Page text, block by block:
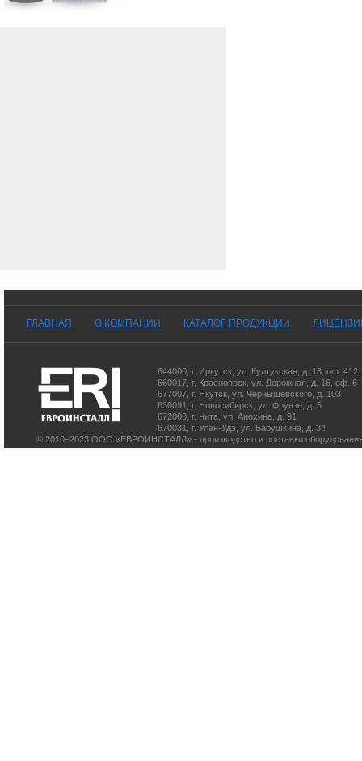
ГЛАВНАЯ О КОМПАНИИ КАТАЛОГ ПРОДУКЦИИ
644000 г. Иркутск ул. Култукская, д. 13 , оф. 412
660017 г. Красноярск ул. Дорожная, д. 16, оф. 6
677007 г. Якутск ул. Чернышевского, д. 103
630091
г. Новосибирск ул. Фрунзе, д. 5
672000 г. Чита ул. Анохина, д. 91
670031
г. Улан-Удэ ул. Бабушкина, д. 34
© 2010–2023 ООО «ЕВРОИНСТАЛЛ» - производство и поставки оборудования